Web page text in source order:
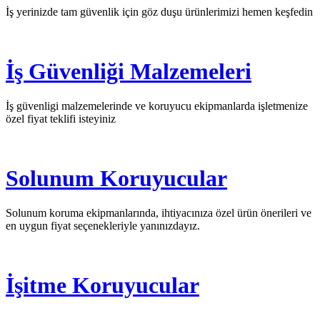
İş yerinizde tam güvenlik için göz duşu ürünlerimizi hemen keşfedin
İş Güvenliği Malzemeleri
İş güvenligi malzemelerinde ve koruyucu ekipmanlarda işletmenize
özel fiyat teklifi isteyiniz
Solunum Koruyucular
Solunum koruma ekipmanlarında, ihtiyacınıza özel ürün önerileri ve
en uygun fiyat seçenekleriyle yanınızdayız.
İşitme Koruyucular